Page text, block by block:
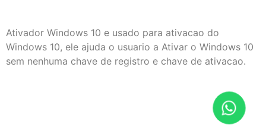
Ativador Windows 10 e usado para ativacao do
Windows 10, ele ajuda o usuario a Ativar o Windows 10
sem nenhuma chave de registro e chave de ativacao.